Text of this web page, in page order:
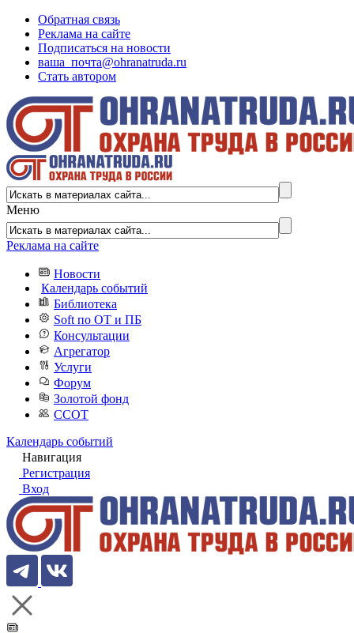
Обратная связь
Реклама на сайте
Подписаться на новости
ваша_почта@ohranatruda.ru
Стать автором
Меню
Реклама на сайте
Новости
Календарь событий
Библиотека
Soft по ОТ и ПБ
Консультации
Агрегатор
Услуги
Форум
Золотой фонд
ССОТ
Календарь событий
Навигация
Регистрация
Вход